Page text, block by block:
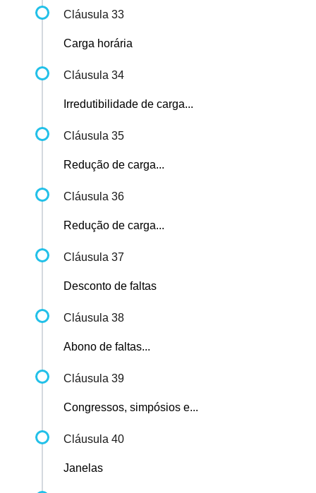
Cláusula 33
Carga horária
Cláusula 34
Irredutibilidade de carga...
Cláusula 35
Redução de carga...
Cláusula 36
Redução de carga...
Cláusula 37
Desconto de faltas
Cláusula 38
Abono de faltas...
Cláusula 39
Congressos, simpósios e...
Cláusula 40
Janelas